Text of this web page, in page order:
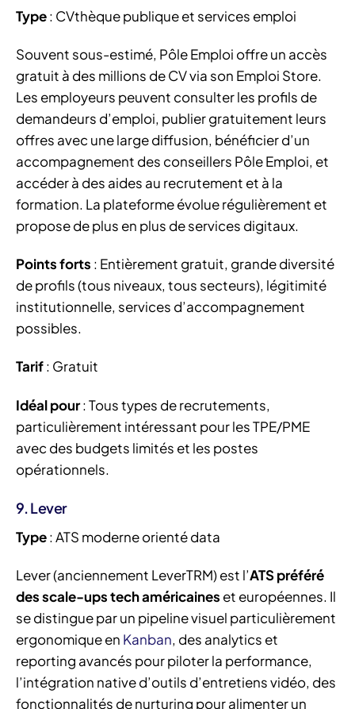
Type: CVthèque publique et services emploi
Souvent sous-estimé, Pôle Emploi offre un accès
gratuit à des millions de CV via son Emploi Store.
Les employeurs peuvent consulter les profils de
demandeurs d’emploi, publier gratuitement leurs
offres avec une large diffusion, bénéficier d’un
accompagnement des conseillers Pôle Emploi, et
accéder à des aides au recrutement et à la
formation. La plateforme évolue régulièrement et
propose de plus en plus de services digitaux.
Points forts : Entièrement gratuit, grande diversité
de profils (tous niveaux, tous secteurs), légitimité
institutionnelle, services d’accompagnement
possibles.
Tarif: Gratuit
Idéal pour: Tous types de recrutements,
particulièrement intéressant pour les TPE/PME
avec des budgets limités et les postes
opérationnels.
9. Lever
Type: ATS moderne orienté data
Lever (anciennement LeverTRM) est l’ATS préféré
des scale-ups tech américaines et européennes. Il
se distingue par un pipeline visuel particulièrement
ergonomique en Kanban, des analytics et
reporting avancés pour piloter la performance,
l’intégration native d’outils d’entretiens vidéo, des
fonctionnalités de nurturing pour alimenter un